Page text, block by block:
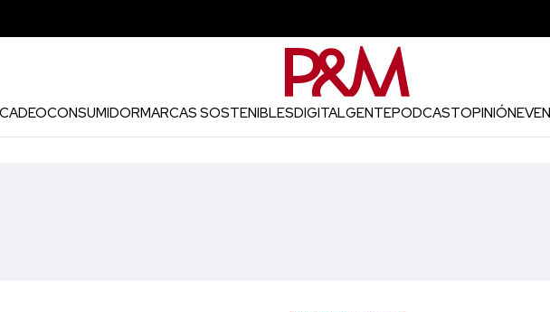
CONSUMIDORMARCAS SOSTENIBLESDIGITALGENTEPODCASTOPINIÓN